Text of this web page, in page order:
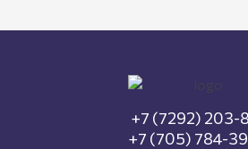
+7 (7292) 203-
+7 (705) 784-